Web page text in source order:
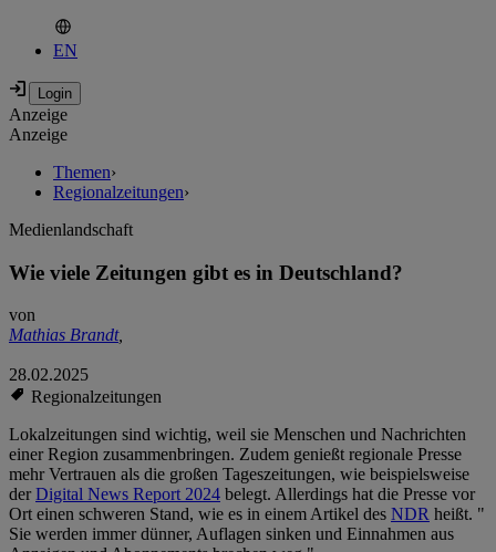
EN
Anzeige
Anzeige
Themen›
Regionalzeitungen›
Medienlandschaft
Wie viele Zeitungen gibt es in Deutschland?
von
Mathias Brandt,
28.02.2025
Regionalzeitungen
Lokalzeitungen sind wichtig, weil sie Menschen und Nachrichten
einer Region zusammenbringen. Zudem genießt regionale Presse
mehr Vertrauen als die großen Tageszeitungen, wie beispielsweise
derDigital News Report 2024 belegt. Allerdings hat die Presse vor
Ort einen schweren Stand, wie es in einem Artikel des NDR heißt. "
Sie werden immer dünner, Auflagen sinken und Einnahmen aus